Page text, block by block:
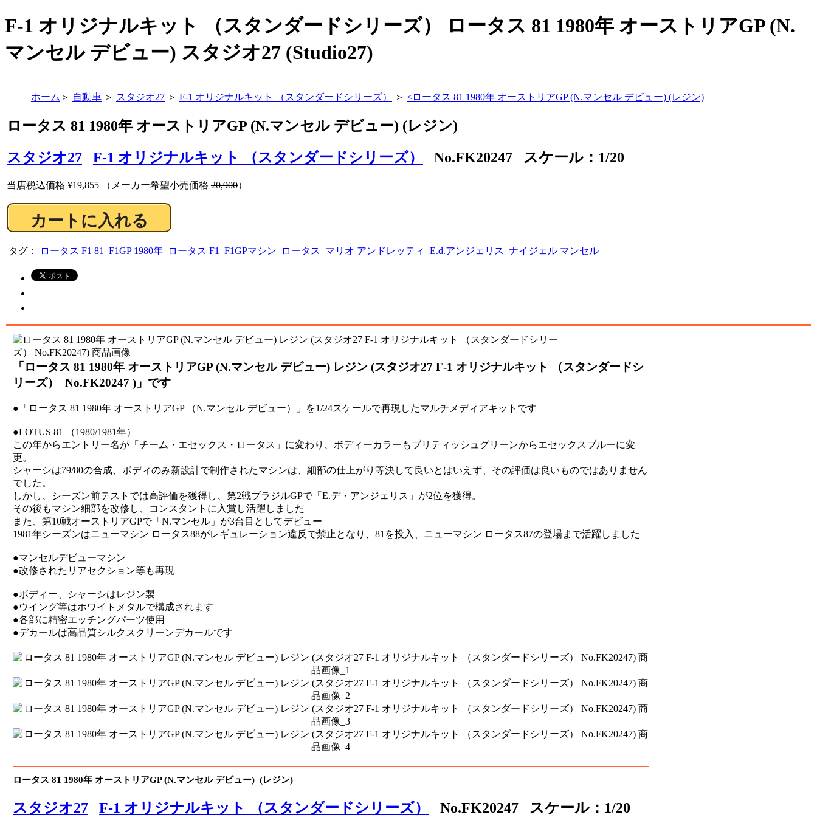
F-1 オリジナルキット （スタンダードシリーズ） ロータス 81 1980年 オーストリアGP (N.
マンセル デビュー) スタジオ27 (Studio27)
ホーム ＞ 自動車 ＞ スタジオ27 ＞ F-1 オリジナルキット （スタンダードシリーズ） ＞ <ロータス 81 1980年 オーストリアGP (N.マンセル デビュー) (レジン)
ロータス 81 1980年 オーストリアGP (N.マンセル デビュー) (レジン)
スタジオ27
F-1 オリジナルキット （スタンダードシリーズ） No.FK20247 スケール：1/20
当店税込価格 ¥19,855 （メーカー希望小売価格 20,900）
タグ： ロータス F1 81 F1GP 1980年 ロータス F1 F1GPマシン ロータス マリオ アンドレッティ E.d.アンジェリス ナイジェル マンセル
「ロータス 81 1980年 オーストリアGP (N.マンセル デビュー) レジン (スタジオ27 F-1 オリジナルキット （スタンダードシ
リーズ） No.FK20247 )」です
●「ロータス 81 1980年 オーストリアGP （N.マンセル デビュー）」を1/24スケールで再現したマルチメディアキットです
●LOTUS 81 （1980/1981年）
この年からエントリー名が「チーム・エセックス・ロータス」に変わり、ボディーカラーもブリティッシュグリーンからエセックスブルーに変
更。
シャーシは79/80の合成、ボディのみ新設計で制作されたマシンは、細部の仕上がり等決して良いとはいえず、その評価は良いものではありません
でした。
しかし、シーズン前テストでは高評価を獲得し、第2戦ブラジルGPで「E.デ・アンジェリス」が2位を獲得。
その後もマシン細部を改修し、コンスタントに入賞し活躍しました
また、第10戦オーストリアGPで「N.マンセル」が3台目としてデビュー
1981年シーズンはニューマシン ロータス88がレギュレーション違反で禁止となり、81を投入、ニューマシン ロータス87の登場まで活躍しました
●マンセルデビューマシン
●改修されたリアセクション等も再現
●ボディー、シャーシはレジン製
●ウイング等はホワイトメタルで構成されます
●各部に精密エッチングパーツ使用
●デカールは高品質シルクスクリーンデカールです
ロータス 81 1980年 オーストリアGP (N.マンセル デビュー) (レジン)
スタジオ27 F-1 オリジナルキット （スタンダードシリーズ） No.FK20247 スケール：1/20